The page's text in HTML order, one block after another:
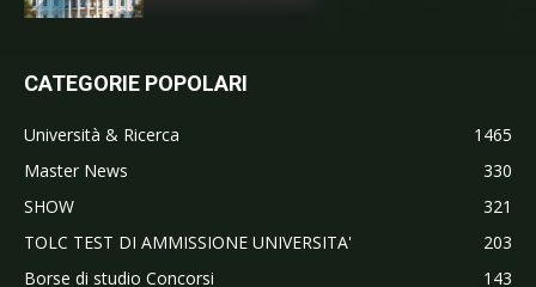
CATEGORIE POPOLARI
Università & Ricerca
1465
Master News
330
SHOW
321
TOLC TEST DI AMMISSIONE UNIVERSITA'
203
Borse di studio Concorsi
143